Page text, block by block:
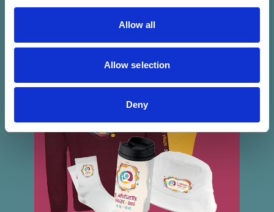
Allow all
Allow selection
Deny